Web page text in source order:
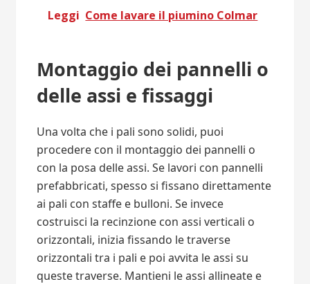
Leggi Come lavare il piumino Colmar
Montaggio dei pannelli o
delle assi e fissaggi
Una volta che i pali sono solidi, puoi
procedere con il montaggio dei pannelli o
con la posa delle assi. Se lavori con pannelli
prefabbricati, spesso si fissano direttamente
ai pali con staffe e bulloni. Se invece
costruisci la recinzione con assi verticali o
orizzontali, inizia fissando le traverse
orizzontali tra i pali e poi avvita le assi su
queste traverse. Mantieni le assi allineate e